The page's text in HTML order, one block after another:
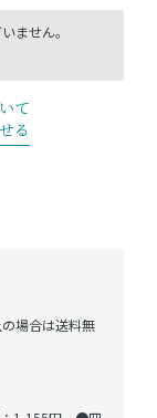
場合は送料無